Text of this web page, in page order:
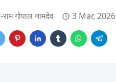
गोपाल नामदेव 3 Mar, 2026